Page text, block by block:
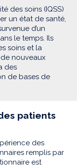
des soins (IQSS)
un état de santé,
d’un
le temps. Ils
soins et la
nouveaux
des
de bases de
patients
des
remplis par
est